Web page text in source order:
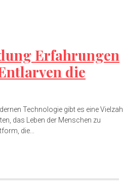
Erfahrungen
die
Technologie gibt es eine
das Leben der Menschen zu
die...